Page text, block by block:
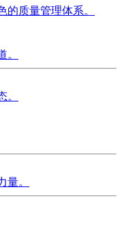
的质量管理体系。
。
。
量。